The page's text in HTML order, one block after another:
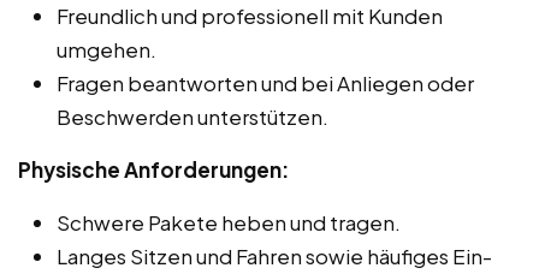
Freundlich und professionell mit Kunden
umgehen.
Fragen beantworten und bei Anliegen oder
Beschwerden unterstützen.
Physische Anforderungen:
Schwere Pakete heben und tragen.
Langes Sitzen und Fahren sowie häufiges Ein-